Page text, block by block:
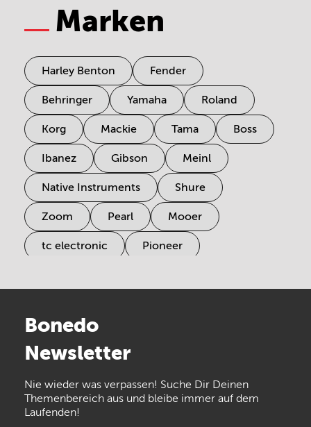
Marken
Harley Benton Fender
Behringer Yamaha Roland
Korg Mackie Tama Boss
Ibanez Gibson Meinl
Native Instruments Shure
Zoom Pearl Mooer
tc electronic Pioneer
Arturia
the t.bone
Walrus Audio Epiphone
Bonedo
Newsletter
Nie wieder was verpassen! Suche Dir Deinen
Themenbereich aus und bleibe immer auf dem
Laufenden!